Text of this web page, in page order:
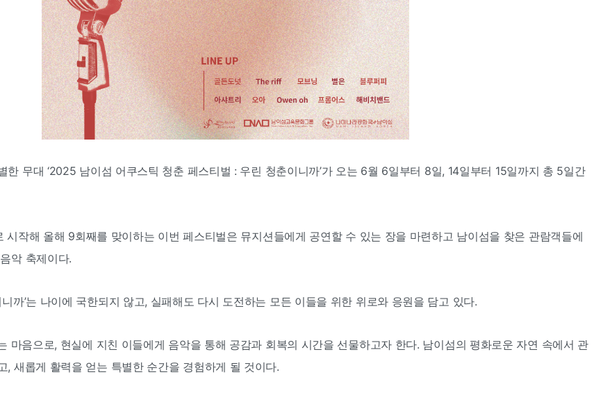
한 무대 ‘2025 남이섬 어쿠스틱 청춘 페스티벌 : 우린 청춘이니까’가 오는 6월 6일부터 8일, 14일부터 15일까지 총 5일간
시작해 올해 9회째를 맞이하는 이번 페스티벌은 뮤지션들에게 공연할 수 있는 장을 마련하고 남이섬을 찾은 관람객들에
악 축제이다.
까’는 나이에 국한되지 않고, 실패해도 다시 도전하는 모든 이들을 위한 위로와 응원을 담고 있다.
마음으로, 현실에 지친 이들에게 음악을 통해 공감과 회복의 시간을 선물하고자 한다. 남이섬의 평화로운 자연 속에서 관
, 새롭게 활력을 얻는 특별한 순간을 경험하게 될 것이다.